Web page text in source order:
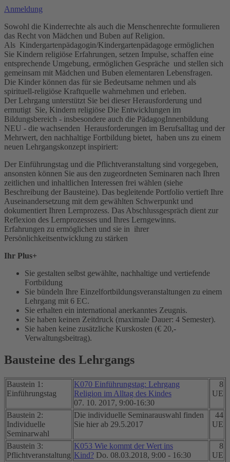
Anmeldung
Sowohl die Kinderrechte als auch die Menschenrechte formulieren
das Recht von Mädchen und Buben auf Religion.
Als Kindergartenpädagogin/Kindergartenpädagoge ermöglichen
Sie Kindern religiöse Erfahrungen, setzen Impulse, schaffen eine
entsprechende Umgebung, ermöglichen Gespräche und stellen sich
gemeinsam mit Mädchen und Buben elementaren Lebensfragen.
Die Kinder können das für sie Bedeutsame nehmen und als
spirituell-religiöse Kraftquelle wahrnehmen und erleben.
Der Lehrgang unterstützt Sie bei dieser Herausforderung und
ermutigt Sie, Kindern religiöse Die Entwicklungen im
Bildungsbereich - insbesondere auch die PädagogInnenbildung
NEU - die wachsenden Herausforderungen im Berufsalltag und der
Mehrwert, den nachhaltige Fortbildung bietet, haben uns zu einem
neuen Lehrgangskonzept inspiriert:
Der Einführungstag und die Pflichtveranstaltung sind vorgegeben,
ansonsten können Sie aus den zugeordneten Seminaren nach Ihren
zeitlichen und inhaltlichen Interessen frei wählen (siehe
Beschreibung der Bausteine). Das begleitende Portfolio vertieft Ihre
Auseinandersetzung mit dem gewählten Schwerpunkt und
dokumentiert Ihren Lernprozess. Das Abschlussgespräch dient zur
Reflexion des Lernprozesses und Ihres Lerngewinns.
Erfahrungen zu ermöglichen und sie in ihrer
Persönlichkeitsentwicklung zu stärken
Ihr Plus+
Sie gestalten selbst gewählte, nachhaltige und vertiefende
Fortbildung
Sie bündeln Ihre Einzelfortbildungsveranstaltungen zu einem
Lehrgang mit 6 EC.
Sie erhalten ein international anerkanntes Zeugnis.
Sie haben keinen Zeitdruck (maximale Dauer: 4 Semester).
Sie haben keine zusätzliche Kurskosten (€ 20,-
Verwaltungsbeitrag).
Bausteine des Lehrgangs
Baustein 1:
Einführungstag
K070 Einführungstag: Lehrgang
Religion im Alltag des Kindes
07. 10. 2017, 9:00-16:30
8
UE
Baustein 2:
Individuelle
Seminarwahl
Die individuelle Seminarauswahl finden
Sie hier ab 29.5.2017
44
UE
Baustein 3:
Pflichtveranstaltung
K053 Wie kommt der Wert ins
Kind? Do. 08.03.2018, 9:00 - 16:30
8
UE